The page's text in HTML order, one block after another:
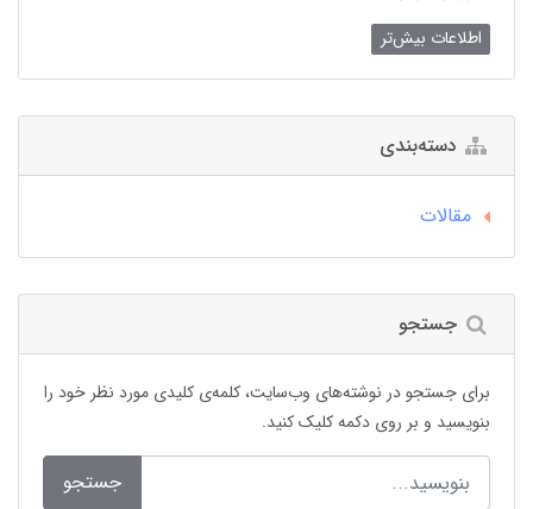
اطلاعات بیش‌تر
دسته‌بندی
مقالات
جستجو
برای جستجو در نوشته‌های وب‌سایت، کلمه‌ی کلیدی مورد نظر خود را
بنویسید و بر روی دکمه کلیک کنید.
جستجو